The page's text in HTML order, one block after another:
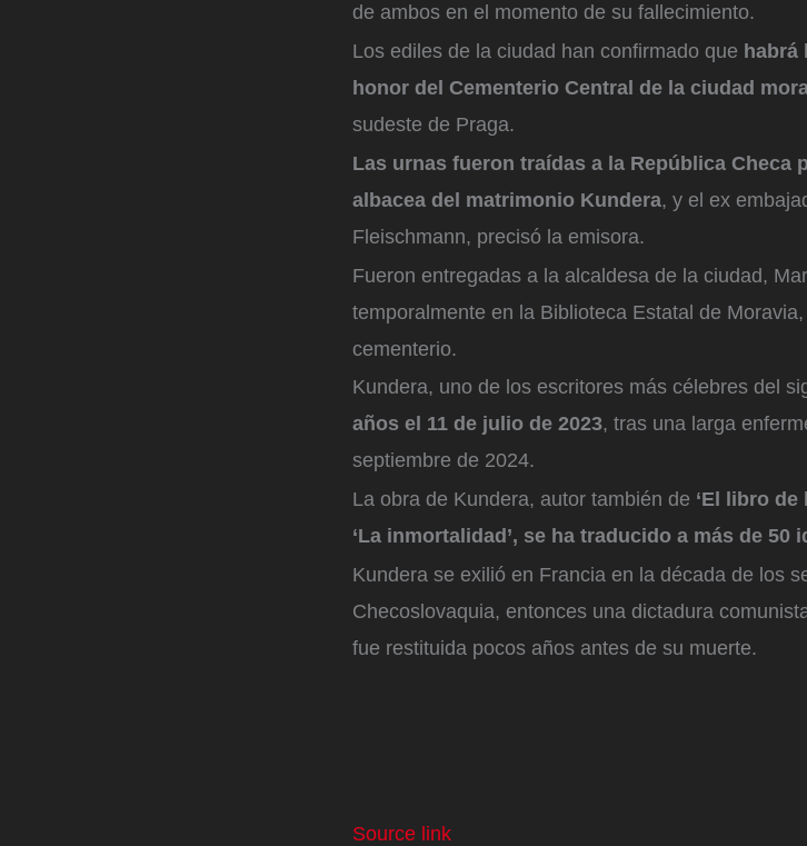
de ambos en el momento de su fallecimiento.
Los ediles de la ciudad han confirmado que habrá
honor del Cementerio Central de la ciudad
sudeste de Praga.
Las urnas fueron traídas a la República Checa
albacea del matrimonio Kundera, y el ex
Fleischmann, precisó la emisora.
Fueron entregadas a la alcaldesa de la ciudad,
temporalmente en la Biblioteca Estatal de
cementerio.
Kundera, uno de los escritores más célebres del
años el 11 de julio de 2023, tras una larga
septiembre de 2024.
La obra de Kundera, autor también de ‘El libro de
‘La inmortalidad’, se ha traducido a más de 50
Kundera se exilió en Francia en la década de los
Checoslovaquia, entonces una dictadura
fue restituida pocos años antes de su muerte.
Source link